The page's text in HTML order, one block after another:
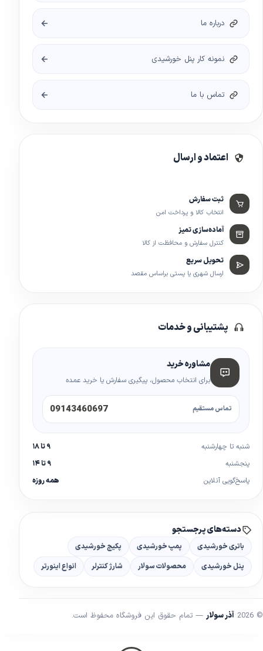
درباره ما
نمونه کار پنل خورشیدی
تماس با ما
اعتماد و ارسال
ثبت سفارش
انتخاب کالا و پرداخت امن
آماده‌سازی تمیز
کنترل سفارش و محافظت از کالا
تحویل سریع
ارسال شهری یا پستی براساس مقصد
پشتیبانی و خدمات
مشاوره خرید
برای انتخاب محصول، پیگیری سفارش یا خرید عمده
تماس مستقیم 09143460697
شنبه تا چهارشنبه
۹ تا ۱۸
پنجشنبه
۹ تا ۱۴
پاسخ‌گویی آنلاین
همه روزه
دسته‌های پرجستجو
باتری خورشیدی پمپ خورشیدی
پکیج خورشیدی
پنل خورشیدی
محصولات سولار شارژ کنترلر انواع اینورتر
© 2026 آذر سولار — تمام حقوق این فروشگاه محفوظ است.